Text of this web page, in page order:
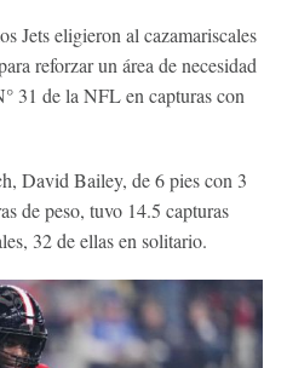
Jets eligieron al cazamariscales
reforzar un área de necesidad
31 de la NFL en capturas con
David Bailey, de 6 pies con 3
de peso, tuvo 14.5 capturas
32 de ellas en solitario.